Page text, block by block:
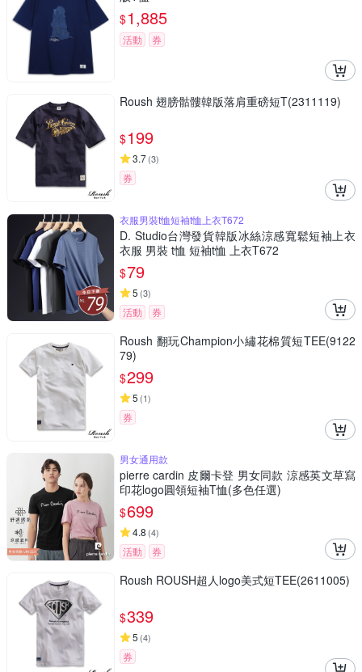
$1,885
活動 券
Roush 翅膀骷髏韓版落肩重磅短T(2311119)
$199
3.7(3)
券
衣服男裝t恤短袖t恤上衣T672
D. Studio台灣發貨韓版冰絲涼感寬鬆短袖上衣
衣服 男裝 t恤 短袖t恤 上衣T672
$79
5 (3)
活動 券
Roush 翻玩Champion小繡花棉質短TEE(9122
79)
$299
5 (1)
券
男女通用款
pierre cardin 皮爾卡登 男女同款 涼感英文草寫
印花logo圓領短袖T恤(多色任選)
$699
4.8 (4)
活動 券
Roush ROUSH超人logo美式短TEE(2611005)
$339
5 (4)
券